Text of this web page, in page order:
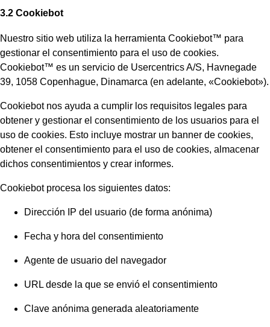
3.2 Cookiebot
Nuestro sitio web utiliza la herramienta Cookiebot™ para
gestionar el consentimiento para el uso de cookies.
Cookiebot™ es un servicio de Usercentrics A/S, Havnegade
39, 1058 Copenhague, Dinamarca (en adelante, «Cookiebot»).
Cookiebot nos ayuda a cumplir los requisitos legales para
obtener y gestionar el consentimiento de los usuarios para el
uso de cookies. Esto incluye mostrar un banner de cookies,
obtener el consentimiento para el uso de cookies, almacenar
dichos consentimientos y crear informes.
Cookiebot procesa los siguientes datos:
Dirección IP del usuario (de forma anónima)
Fecha y hora del consentimiento
Agente de usuario del navegador
URL desde la que se envió el consentimiento
Clave anónima generada aleatoriamente